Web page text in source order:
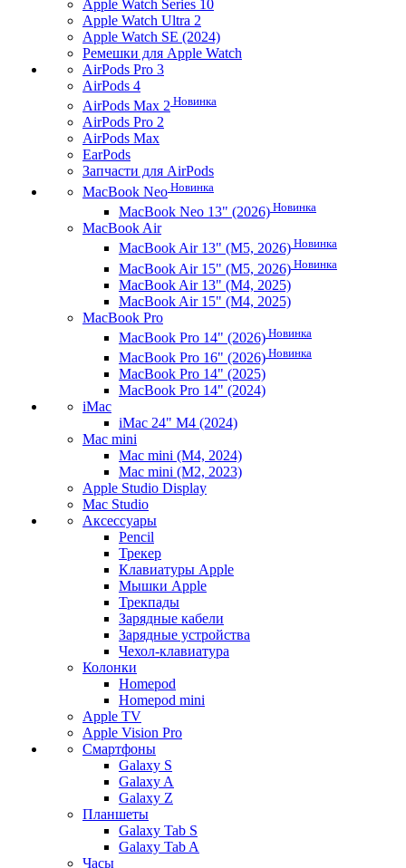
Apple Watch Series 10
Apple Watch Ultra 2
Apple Watch SE (2024)
Ремешки для Apple Watch
AirPods Pro 3
AirPods 4
AirPods Max 2 Новинка
AirPods Pro 2
AirPods Max
EarPods
Запчасти для AirPods
MacBook Neo Новинка
MacBook Neo 13" (2026) Новинка
MacBook Air
MacBook Air 13" (M5, 2026) Новинка
MacBook Air 15" (M5, 2026) Новинка
MacBook Air 13" (M4, 2025)
MacBook Air 15" (M4, 2025)
MacBook Pro
MacBook Pro 14" (2026) Новинка
MacBook Pro 16" (2026) Новинка
MacBook Pro 14" (2025)
MacBook Pro 14" (2024)
iMac
iMac 24" M4 (2024)
Mac mini
Mac mini (M4, 2024)
Mac mini (M2, 2023)
Apple Studio Display
Mac Studio
Аксессуары
Pencil
Трекер
Клавиатуры Apple
Мышки Apple
Трекпады
Зарядные кабели
Зарядные устройства
Чехол-клавиатура
Колонки
Homepod
Homepod mini
Apple TV
Apple Vision Pro
Смартфоны
Galaxy S
Galaxy A
Galaxy Z
Планшеты
Galaxy Tab S
Galaxy Tab A
Часы